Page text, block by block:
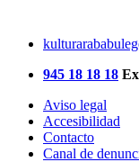
945 18 18 18
Aviso legal
Accesibilidad
Contacto
Canal de